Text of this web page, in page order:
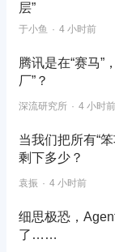
层”
于小鱼 4 小时前
腾讯是在“赛马”
厂”？
深流研究所 4 小时前
当我们把所有“
剩下多少？
袁振 4 小时前
细思极恐，
了……